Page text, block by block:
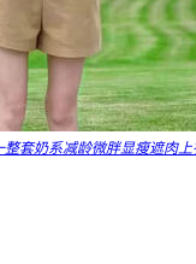
套奶系减龄微胖显瘦遮肉